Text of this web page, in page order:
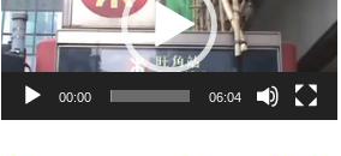
vídeo
00:00 06:04